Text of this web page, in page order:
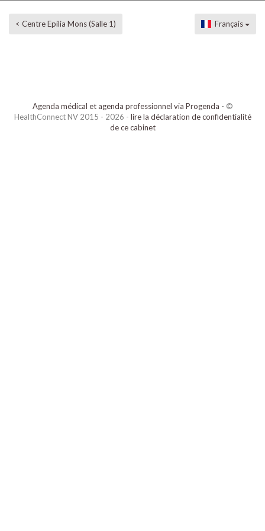
< Centre Epilia Mons (Salle 1) Français
Agenda médical et agenda professionnel via Progenda - ©
HealthConnect NV 2015 - 2026 - lire la déclaration de confidentialité
de ce cabinet